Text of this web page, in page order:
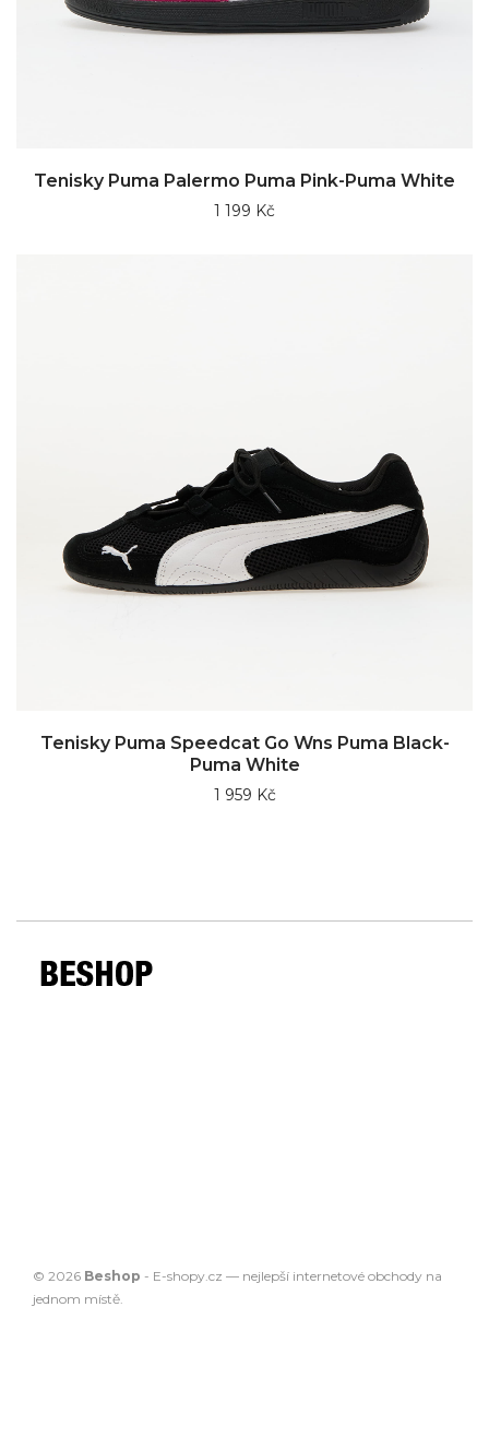
Tenisky Puma Palermo Puma Pink-Puma White
1 199 Kč
Tenisky Puma Speedcat Go Wns Puma Black-
Puma White
1 959 Kč
© 2026 Beshop - E-shopy.cz — nejlepší internetové obchody na
jednom místě.